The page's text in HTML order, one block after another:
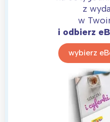
z
w
i odbierz
wybierz